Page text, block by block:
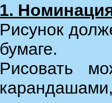
1.
Рисунок
бумаге.
Рисовать